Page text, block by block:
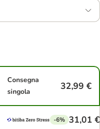
Consegna
singola
32,99 €
-6% 31,01 €